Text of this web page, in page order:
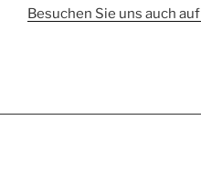
Besuchen Sie uns auch